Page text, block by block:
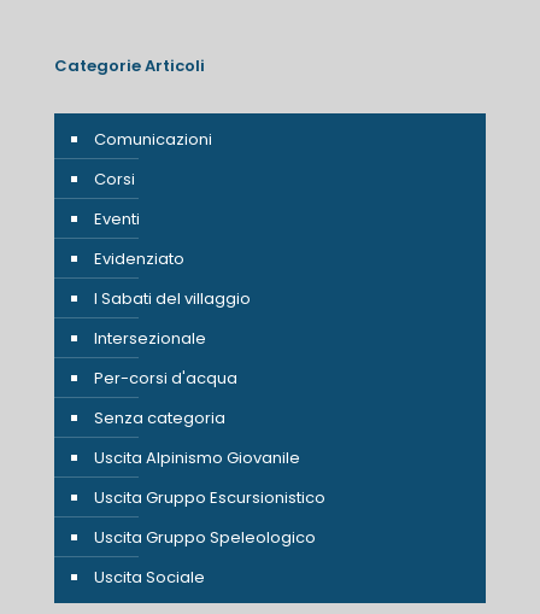
Categorie Articoli
Comunicazioni
Corsi
Eventi
Evidenziato
I Sabati del villaggio
Intersezionale
Per-corsi d'acqua
Senza categoria
Uscita Alpinismo Giovanile
Uscita Gruppo Escursionistico
Uscita Gruppo Speleologico
Uscita Sociale